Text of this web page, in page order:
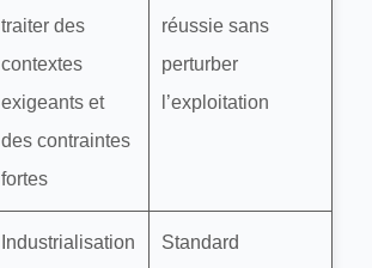
traiter des
contextes
exigeants et
des contraintes
fortes
réussie sans
perturber
l’exploitation
Industrialisation
Standard